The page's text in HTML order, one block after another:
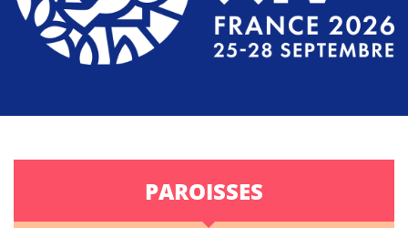
PAROISSES